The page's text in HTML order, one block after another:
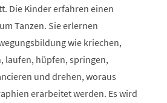
Die Kinder erfahren einen
Tanzen. Sie erlernen
wie kriechen,
laufen, hüpfen, springen,
und drehen, woraus
erarbeitet werden. Es wird